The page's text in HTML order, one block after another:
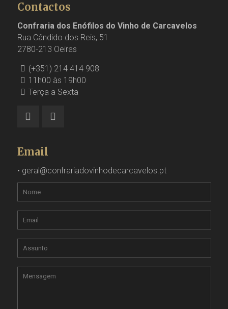
Contactos
Confraria dos Enófilos do Vinho de Carcavelos
Rua Cândido dos Reis, 51
2780-213 Oeiras
(+351) 214 414 908
11h00 às 19h00
Terça a Sexta
Email
• geral@confrariadovinhodecarcavelos.pt